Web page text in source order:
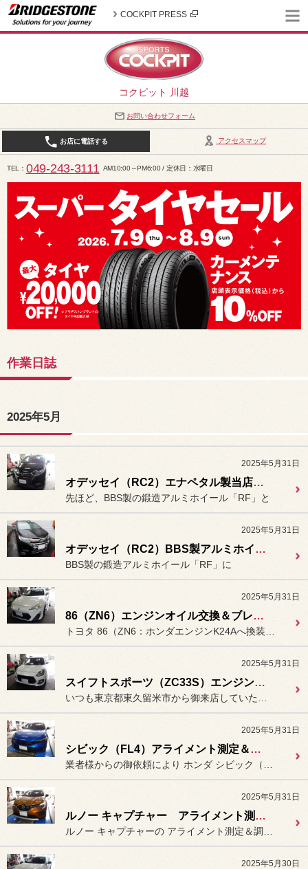
コクピット 川越
COCKPIT PRESS
お問い合わせフォーム
アクセスマップ
お店に電話する
TEL 049-243-3111 AM10:00～PM6:00 / 定休日：水曜日
作業日誌
2025年5月
2025年5月31日
オデッセイ（RC2）エナペタル製当店オリジナルショックアブソーバー「エナペタルZスペシャル」装着＆アライメント作業。
先ほど、BBS製の鍛造アルミホイール「RF」と
2025年5月31日
オデッセイ（RC2）BBS製アルミホイール「RF」＆ブリヂストンタイヤ「レグノ GR-XⅢ TYPE RV」装着。」
BBS製の鍛造アルミホイール「RF」に
2025年5月31日
86（ZN6）エンジンオイル交換＆ブレーキフルード・クラッチフルード交換及びエア抜き。
2025年5月31日
スイフトスポーツ（ZC33S）エンジンオイル＆ミッションオイル交換。
2025年5月31日
シビック（FL4）アライメント測定＆調整。
2025年5月31日
ルノー キャプチャー アライメント測定＆調整。
2025年5月30日